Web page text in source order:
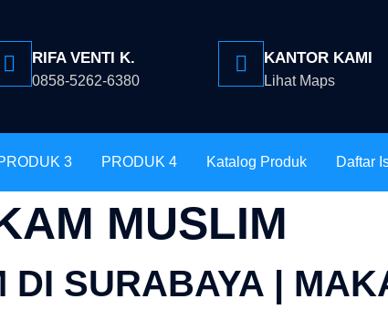
RIFA VENTI K.
0858-5262-6380
KANTOR KAMI
Lihat Maps
3 PRODUK 4 Katalog Produk Daftar
MUSLIM
SURABAYA |